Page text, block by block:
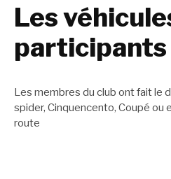
Les
participants
Les membres du club ont fait le
spider, Cinquencento, Coupé ou
route